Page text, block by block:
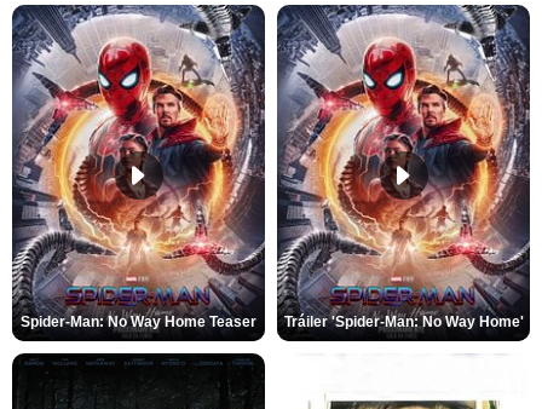
Spider-Man: No Way Home Teaser Tráiler 'Spider-Man: No Way Home'